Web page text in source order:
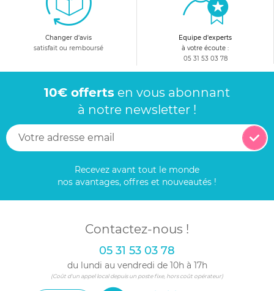
Changer d'avis
satisfait ou remboursé
Equipe d'experts
à votre écoute :
05 31 53 03 78
10€ offerts en vous abonnant
à notre newsletter !
Recevez avant tout le monde
nos avantages, offres et nouveautés !
Contactez-nous !
05 31 53 03 78
du lundi au vendredi de 10h à 17h
(Coût d'un appel local depuis un poste fixe, hors coût opérateur)